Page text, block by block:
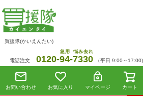
買援隊(かいえんたい)
電話注文 0120-94
急用
-7330
悩み去れ
（平日 9:00～17:00)
お問い合わせ お気に入り マイページ カート